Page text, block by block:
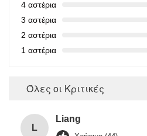
4 αστέρια
3 αστέρια
2 αστέρια
1 αστέρια
Όλες οι Κριτικές
L
Liang